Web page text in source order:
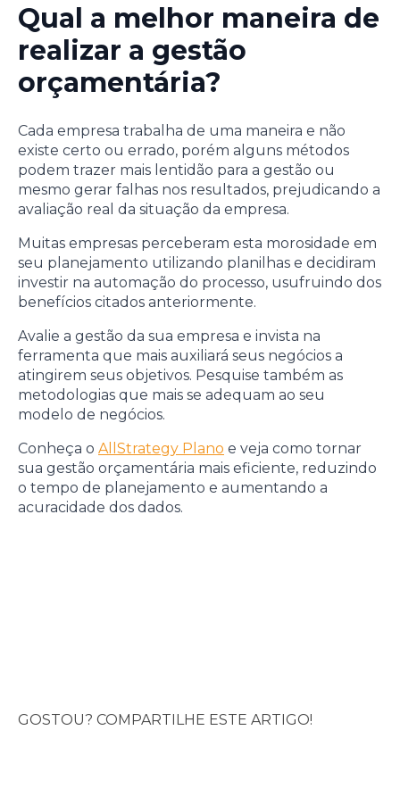
Qual a melhor maneira de
realizar a gestão
orçamentária?
Cada empresa trabalha de uma maneira e não
existe certo ou errado, porém alguns métodos
podem trazer mais lentidão para a gestão ou
mesmo gerar falhas nos resultados, prejudicando a
avaliação real da situação da empresa.
Muitas empresas perceberam esta morosidade em
seu planejamento utilizando planilhas e decidiram
investir na automação do processo, usufruindo dos
benefícios citados anteriormente.
Avalie a gestão da sua empresa e invista na
ferramenta que mais auxiliará seus negócios a
atingirem seus objetivos. Pesquise também as
metodologias que mais se adequam ao seu
modelo de negócios.
Conheça o AllStrategy Plano e veja como tornar
sua gestão orçamentária mais eficiente, reduzindo
o tempo de planejamento e aumentando a
acuracidade dos dados.
GOSTOU? COMPARTILHE ESTE ARTIGO!